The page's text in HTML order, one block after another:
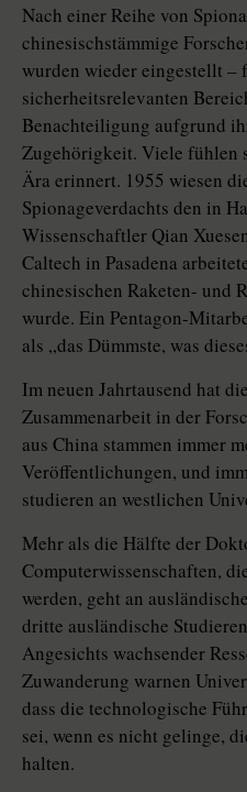
Nach einer Reihe von
chinesischstämmige
wurden wieder eingestellt –
sicherheitsrelevanten
Benachteiligung aufgrund
Zugehörigkeit. Viele fühlen
Ära erinnert. 1955 wiesen
Spionageverdachts den in
Wissenschaftler ­Qian
Caltech in Pasadena
chinesischen Raketen- und
wurde. Ein Pentagon-
als „das Dümmste, was
Im neuen Jahrtausend hat
Zusammenarbeit in der
aus China stammen immer
Veröffentlichungen, und
studieren an westlichen
Mehr als die Hälfte der
Computerwissenschaften,
werden, geht an
dritte ausländische
Angesichts wachsender
Zuwanderung warnen
dass die technologische
sei, wenn es nicht gelinge,
halten.